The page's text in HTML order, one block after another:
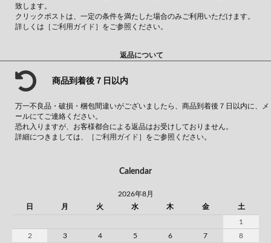
致します。
クリックポストは、一定の条件を満たした場合のみご利用いただけます。
詳しくは ［ご利用ガイド］ をご参照ください。
返品について
商品到着後７日以内
万一不良品・破損・梱包間違いがございましたら、商品到着後７日以内に、メ
ールにてご連絡ください。
恐れ入りますが、お客様都合による返品はお受けしておりません。
詳細につきましては、
［ご利用ガイド］ をご参照ください。
Calendar
2026年8月
日
月 火 水 木 金 土
1
2
3 4 5 6 7
8